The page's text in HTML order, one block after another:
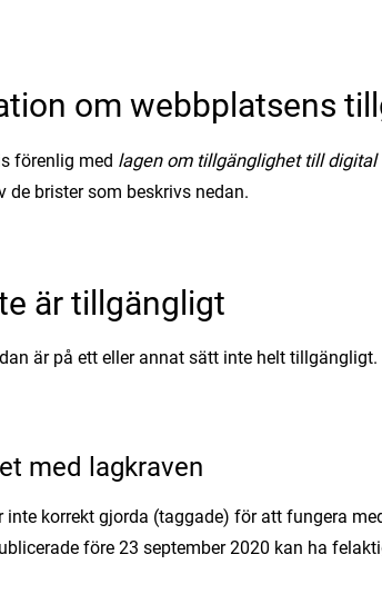
om webbplatsens
förenlig med lagen om tillgänglighet till digital
de brister som beskrivs nedan.
är tillgängligt
är på ett eller annat sätt inte helt tillgängligt.
med lagkraven
inte korrekt gjorda (taggade) för att fungera
före 23 september 2020 kan ha